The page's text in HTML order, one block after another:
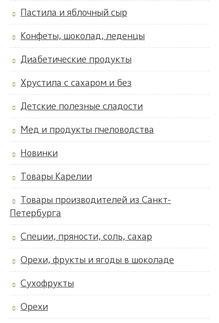
Пастила и яблочный сыр
Конфеты, шоколад, леденцы
Диабетические продукты
Хрустила с сахаром и без
Детские полезные сладости
Мед и продукты пчеловодства
Новинки
Товары Карелии
Товары производителей из Санкт-
Петербурга
Специи, пряности, соль, сахар
Орехи, фрукты и ягоды в шоколаде
Сухофрукты
Орехи